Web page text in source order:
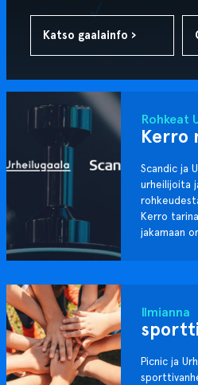
Katso gaalainfo ›
Rohkeat
Kerro
Scandic ja
urheilijoita
Kerro
jakamaan
Ilmianna
Picnic ja